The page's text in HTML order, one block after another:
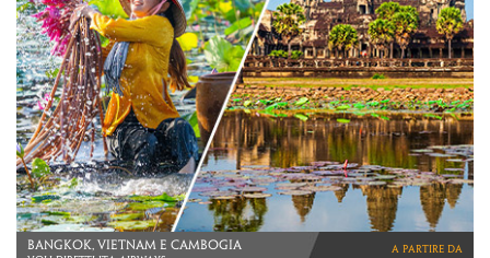
AUSTRALIA a partire da